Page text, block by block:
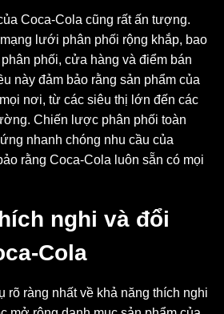
Coca-Cola cũng rất ấn tượng.
lưới phân phối rộng khắp, bao
phối, cửa hàng và điểm bán
này đảm bảo rằng sản phẩm của
nơi, từ các siêu thị lớn đến các
Chiến lược phân phối toàn
nhanh chóng nhu cầu của
rằng Coca-Cola luôn sẵn có mọi
nghi và đổi
Cola
rõ ràng nhất về khả năng thích nghi